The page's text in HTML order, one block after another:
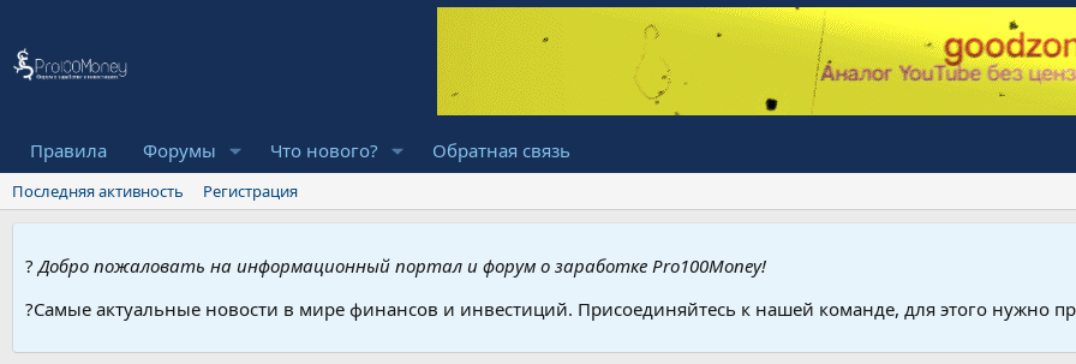
Правила Форумы Что нового? Обратная связь
Последняя активность Регистрация
? Добро пожаловать на информационный портал и форум о заработке Pro100Money!
?Самые актуальные новости в мире финансов и инвестиций. Присоединяйтесь к нашей команде, для этого нужно